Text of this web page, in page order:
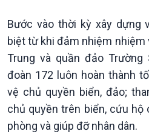
Bước vào thời kỳ xây dựng
biệt từ khi đảm nhiệm
Trung và quần đảo Trường
đoàn 172 luôn hoàn thành
vệ chủ quyền biển, đảo;
chủ quyền trên biển, cứu hộ
phòng và giúp đỡ nhân dân.